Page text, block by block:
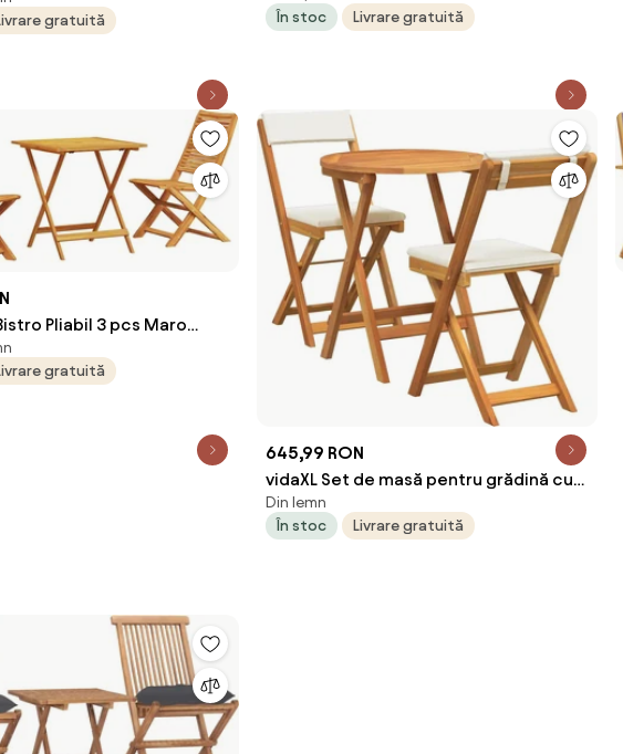
gratuită
În stoc
Livrare gratuită
Pliabil 3 pcs Maro
Acacia
gratuită
645,99 RON
vidaXL Set de masă pentru grădină cu
pernă 3 pcs Ulei Natural
Din lemn
În stoc
Livrare gratuită